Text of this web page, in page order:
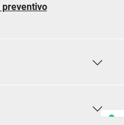
preventivo